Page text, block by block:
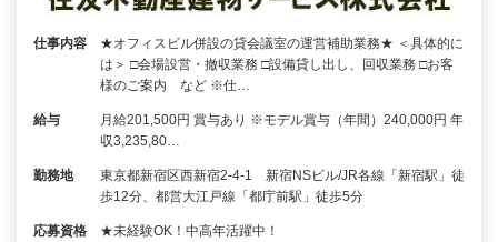
仕事内容
★オフィスビル併設の貸会議室の運営補助業務★ ＜具体的に
は＞ □会場設営・撤収業務 □設備貸し出し、回収業務 □お客
様のご案内 など ※仕…
給与
月給201,500円 賞与あり ※モデル賞与（年間）240,000円 年
収3,235,80…
勤務地
東京都新宿区西新宿2-4-1 新宿NSビル/JR各線「新宿駅」徒
歩12分、都営大江戸線「都庁前駅」徒歩5分
応募資格 ★未経験OK！中高年活躍中！